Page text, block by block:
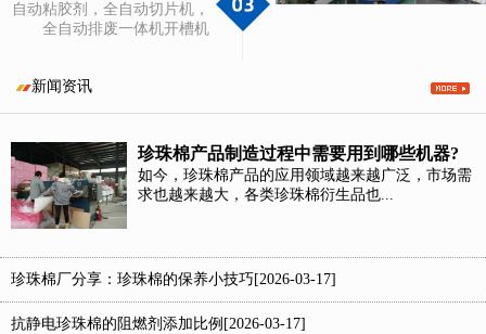
自动粘胶剂，全自动切片机，
全自动排废一体机开槽机
新闻资讯
珍珠棉产品制造过程中需要用到哪些机器?
如今，珍珠棉产品的应用领域越来越广泛，市场需
求也越来越大，各类珍珠棉衍生品也...
珍珠棉厂分享：珍珠棉的保养小技巧[2026-03-17]
抗静电珍珠棉的阻燃剂添加比例[2026-03-17]